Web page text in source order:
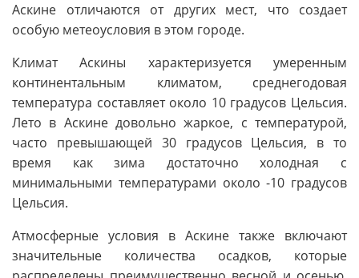
Аскине отличаются от других мест, что создает
особую метеоусловия в этом городе.
Климат Аскины характеризуется умеренным
континентальным климатом, среднегодовая
температура составляет около 10 градусов Цельсия.
Лето в Аскине довольно жаркое, с температурой,
часто превышающей 30 градусов Цельсия, в то
время как зима достаточно холодная с
минимальными температурами около -10 градусов
Цельсия.
Атмосферные условия в Аскине также включают
значительные количества осадков, которые